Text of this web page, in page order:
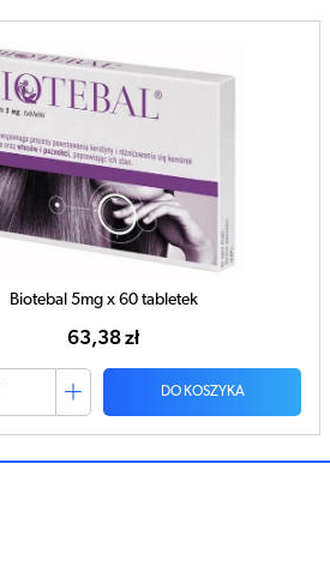
Biotebal 5mg x 60 tabletek
63,38 zł
DO KOSZYKA